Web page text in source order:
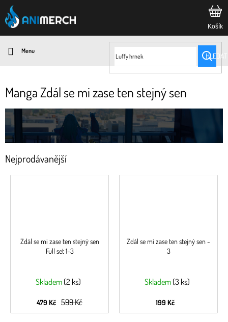
Přejít
na
obsah
HLEDAT
Manga Zdál se mi zase ten stejný sen
Nejprodávanější
Zdál se mi zase ten stejný sen
Full set 1-3
Skladem (2 ks)
599 Kč
479 Kč
Zdál se mi zase ten stejný sen -
3
Skladem (3 ks)
199 Kč